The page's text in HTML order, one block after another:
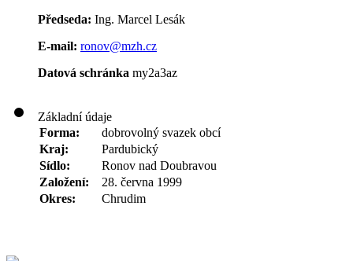
Předseda: Ing. Marcel Lesák
E-mail: ronov@mzh.cz
Datová schránka my2a3az
Základní údaje
Forma:
dobrovolný svazek obcí
Kraj:
Pardubický
Sídlo:
Ronov nad Doubravou
Založení:
28. června 1999
Okres:
Chrudim